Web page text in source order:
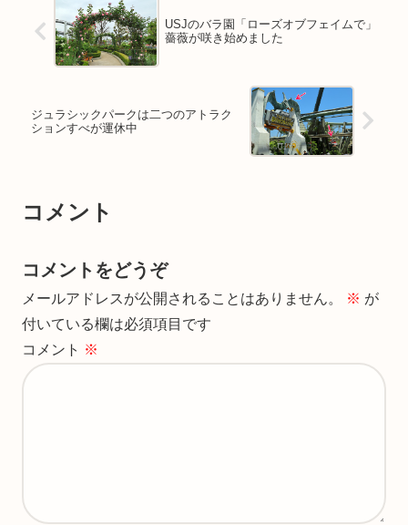
USJのバラ園「ローズオブフェイムで」
薔薇が咲き始めました
ジュラシックパークは二つのアトラク
ションすべが運休中
コメント
コメントをどうぞ
メールアドレスが公開されることはありません。 ※ が
付いている欄は必須項目です
コメント ※